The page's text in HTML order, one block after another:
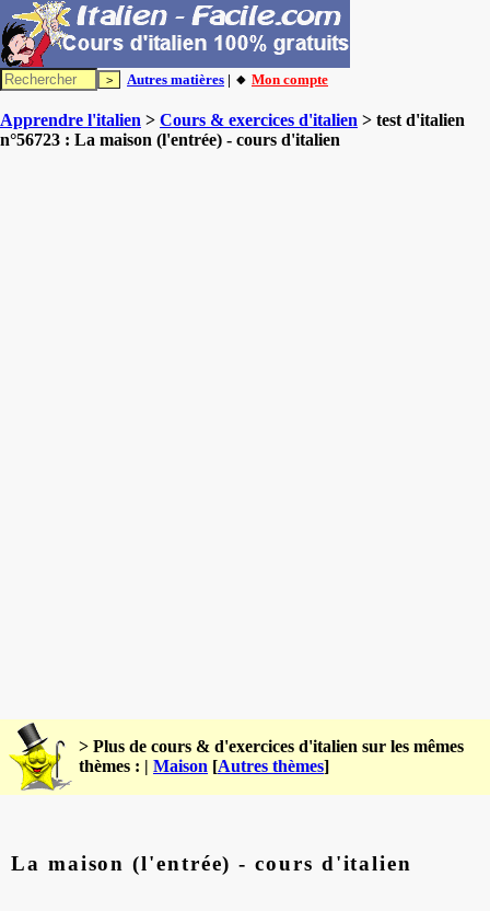
Autres matières | 🔸 Mon compte
Apprendre l'italien > Cours & exercices d'italien > test d'italien
n°56723 : La maison (l'entrée) - cours d'italien
> Plus de cours & d'exercices d'italien sur les mêmes
thèmes : | Maison [Autres thèmes]
La maison (l'entrée) - cours d'italien